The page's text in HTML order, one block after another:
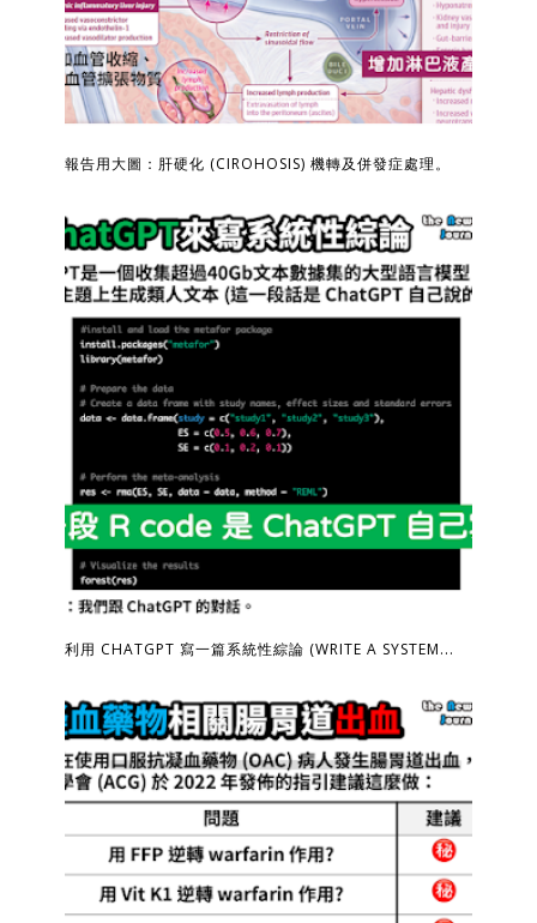
報告用大圖：肝硬化 (CIROHOSIS) 機轉及併發症處理。
利用 CHATGPT 寫一篇系統性綜論 (WRITE A SYSTEM...